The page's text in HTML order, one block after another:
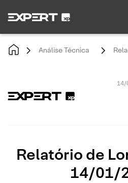
Análise Técnica
14/
Relatório de
14/01/